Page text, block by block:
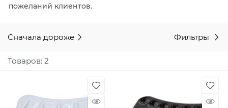
пожеланий клиентов.
Сначала дороже Фильтры
Товаров: 2